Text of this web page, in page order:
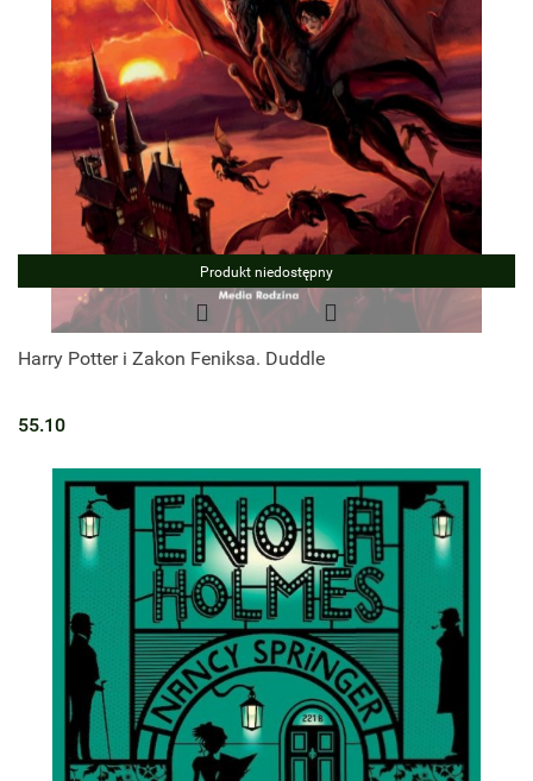
Produkt niedostępny
Harry Potter i Zakon Feniksa. Duddle
55.10